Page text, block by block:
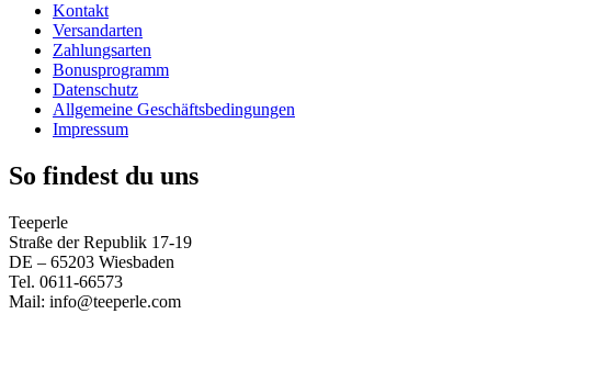
Kontakt
Versandarten
Zahlungsarten
Bonusprogramm
Datenschutz
Allgemeine Geschäftsbedingungen
Impressum
So findest du uns
Teeperle
Straße der Republik 17-19
DE – 65203 Wiesbaden
Tel. 0611-66573
Mail: info@teeperle.com